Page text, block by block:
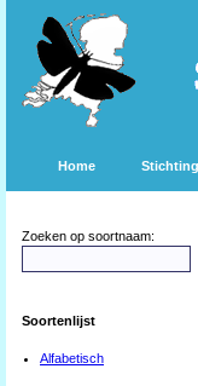
Home
Zoeken op soortnaam:
Soortenlijst
Alfabetisch